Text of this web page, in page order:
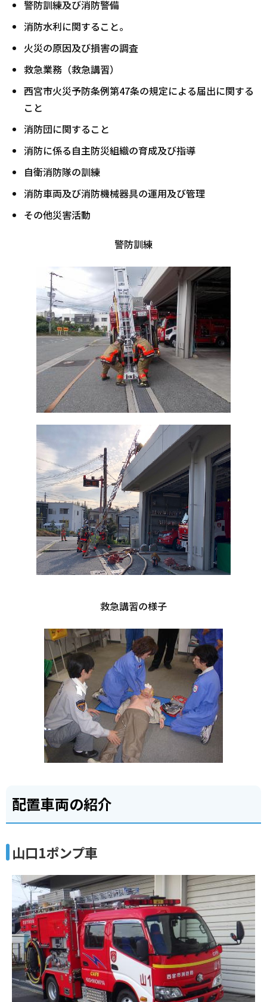
警防訓練及び消防警備
消防水利に関すること。
火災の原因及び損害の調査
救急業務（救急講習）
西宮市火災予防条例第47条の規定による届出に関する
こと
消防団に関すること
消防に係る自主防災組織の育成及び指導
自衛消防隊の訓練
消防車両及び消防機械器具の運用及び管理
その他災害活動
警防訓練
救急講習の様子
配置車両の紹介
山口1ポンプ車